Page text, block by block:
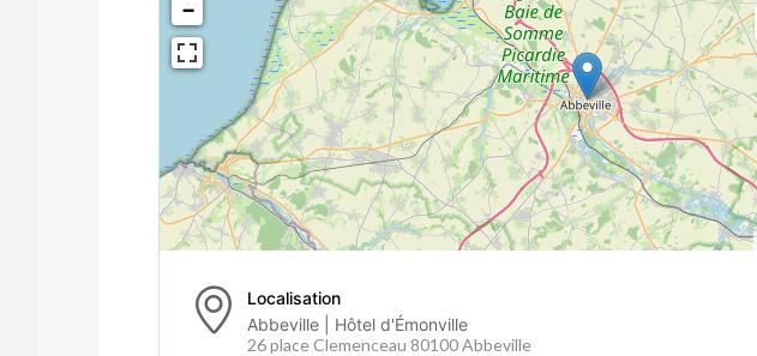
−
Localisation
Abbeville | Hôtel d'Émonville
26 place Clemenceau 80100 Abbeville